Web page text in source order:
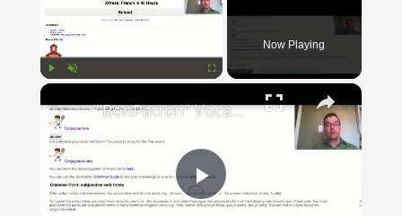
Now Playing
×
Play
"BonPatron" Vocabulary Guide: School